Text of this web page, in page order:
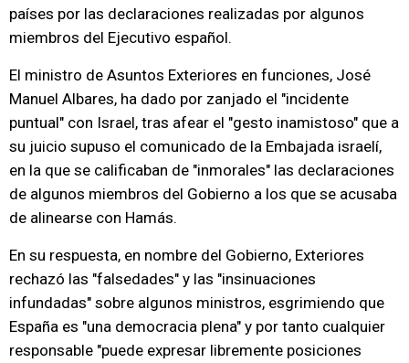
países por las declaraciones realizadas por algunos
miembros del Ejecutivo español.
El ministro de Asuntos Exteriores en funciones, José
Manuel Albares, ha dado por zanjado el "incidente
puntual" con Israel, tras afear el "gesto inamistoso" que a
su juicio supuso el comunicado de la Embajada israelí,
en la que se calificaban de "inmorales" las declaraciones
de algunos miembros del Gobierno a los que se acusaba
de alinearse con Hamás.
En su respuesta, en nombre del Gobierno, Exteriores
rechazó las "falsedades" y las "insinuaciones
infundadas" sobre algunos ministros, esgrimiendo que
España es "una democracia plena" y por tanto cualquier
responsable "puede expresar libremente posiciones